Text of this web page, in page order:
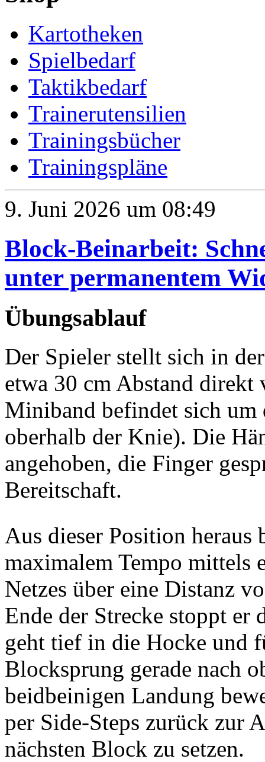
Kartotheken
Spielbedarf
Taktikbedarf
Trainerutensilien
Trainingsbücher
Trainingspläne
9. Juni 2026 um 08:49
Block-Beinarbeit:
unter permanentem
Übungsablauf
Der Spieler stellt sich in
etwa 30 cm Abstand
Miniband befindet sich um
oberhalb der Knie). Die
angehoben, die Finger
Bereitschaft.
Aus dieser Position
maximalem Tempo mittels
Netzes über eine Distanz
Ende der Strecke stoppt er
geht tief in die Hocke und
Blocksprung gerade nach
beidbeinigen Landung
per Side-Steps zurück zur
nächsten Block zu setzen.